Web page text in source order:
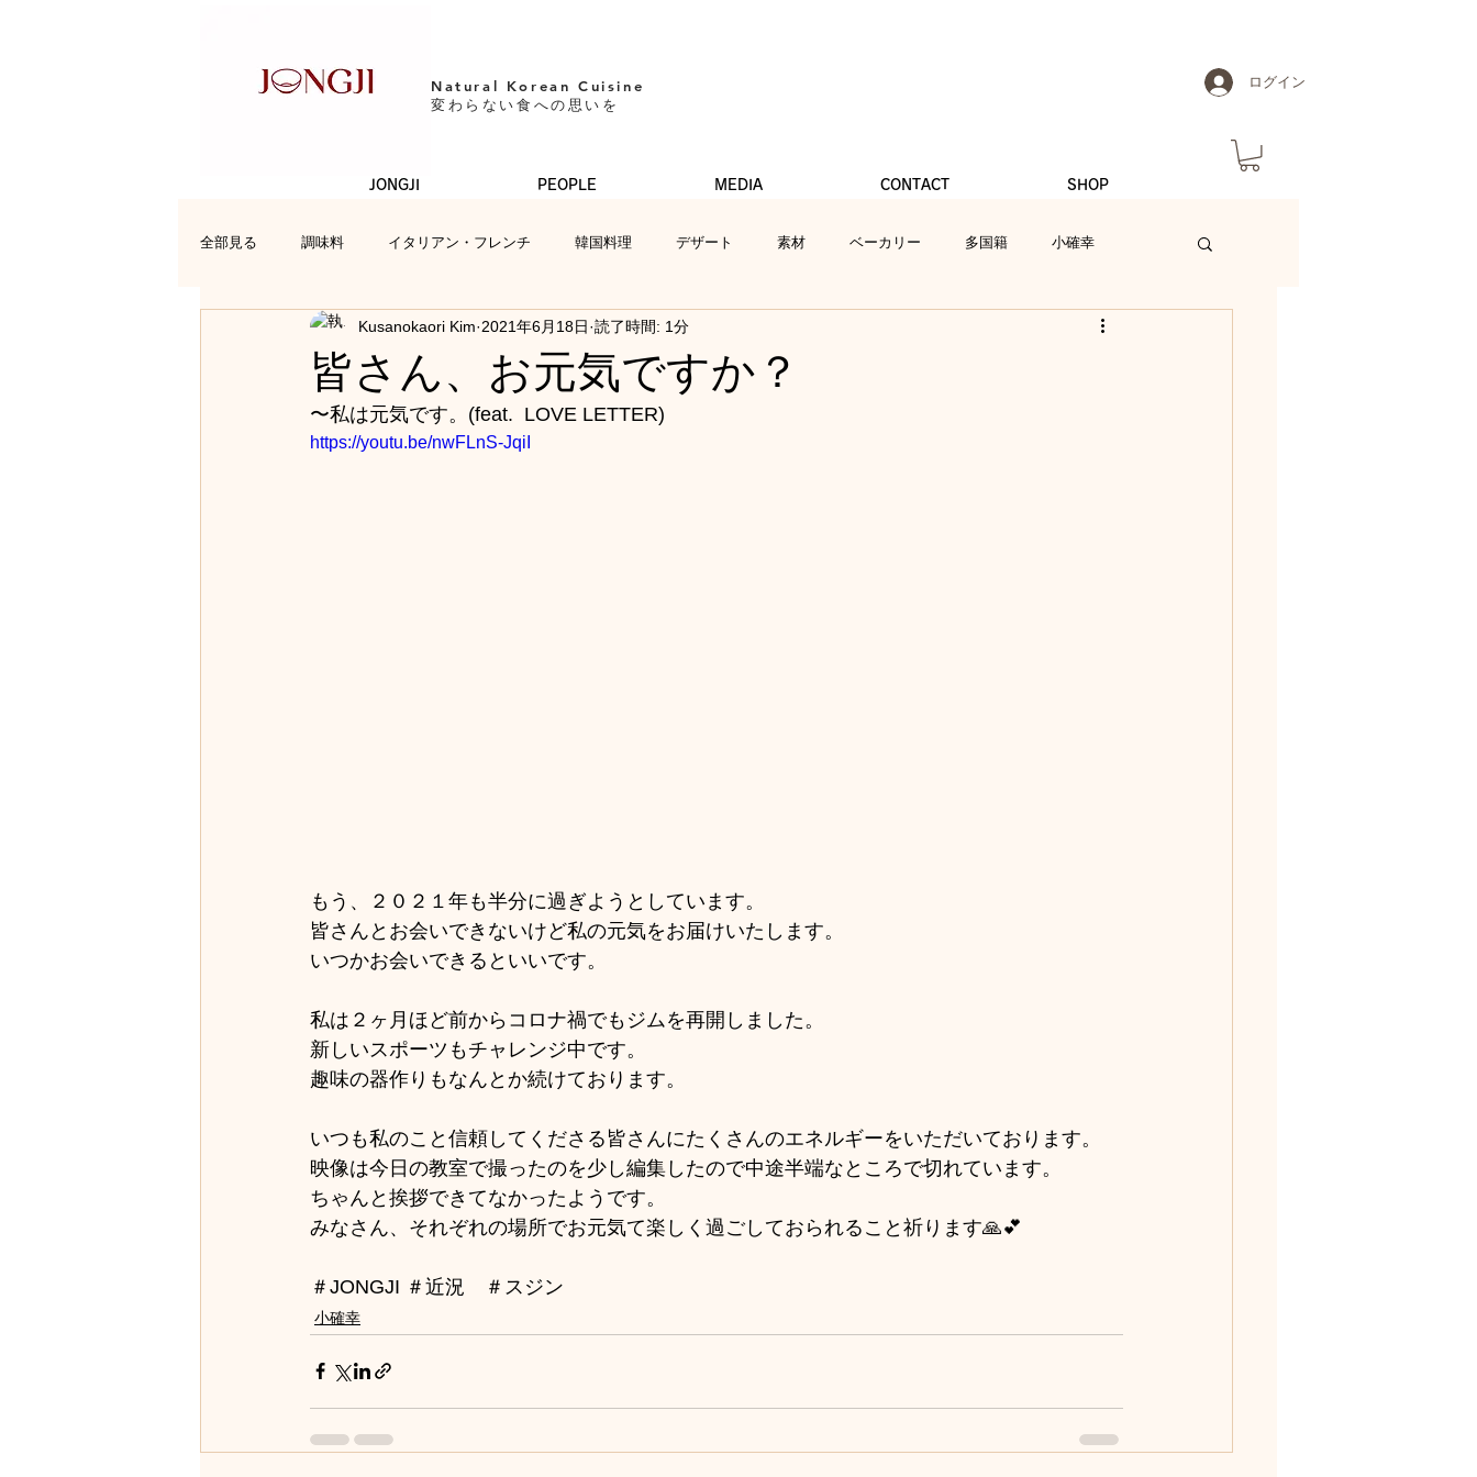
Natural Korean Cuisine​
変わらない食への思いを
JONGJI PEOPLE MEDIA CONTACT SHOP
ログイン
全部見る 調味料 イタリアン・フレンチ 韓国料理 デザート 素材 ベーカリー 多国籍 小確幸
レシピ お便り
皆さん、お元気ですか？
Kusanokaori Kim 2021年6月18日 読了時間: 1分
〜私は元気です。(feat.  LOVE LETTER)
https://youtu.be/nwFLnS-JqiI
もう、２０２１年も半分に過ぎようとしています。
皆さんとお会いできないけど私の元気をお届けいたします。
いつかお会いできるといいです。
私は２ヶ月ほど前からコロナ禍でもジムを再開しました。
新しいスポーツもチャレンジ中です。
趣味の器作りもなんとか続けております。
いつも私のこと信頼してくださる皆さんにたくさんのエネルギーをいただいております。
映像は今日の教室で撮ったのを少し編集したので中途半端なところで切れています。
ちゃんと挨拶できてなかったようです。
みなさん、それぞれの場所でお元気て楽しく過ごしておられること祈ります🙏💕
＃JONGJI ＃近況　＃スジン
小確幸